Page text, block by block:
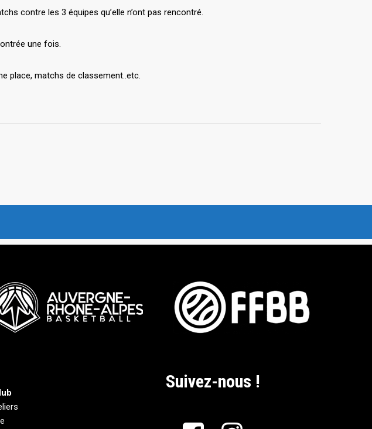
contre les 3 équipes qu’elle n’ont pas rencontré.
une fois.
place, matchs de classement..etc.
Suivez-nous !